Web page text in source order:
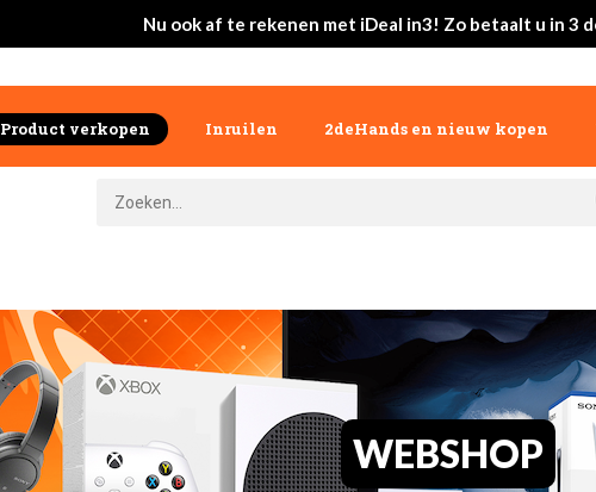
Nu ook af te rekenen met iDeal in3! Zo betaalt u in 3
Product verkopen Inruilen 2deHands en nieuw kopen
WEBSHOP